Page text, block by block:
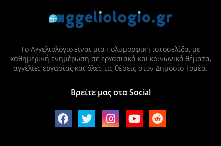
Το Αγγελιολόγιο είναι μία πολυμορφική ιστοσελίδα, με
καθημερινή ενημέρωση σε εργασιακά και κοινωνικά θέματα,
αγγελίες εργασίας και όλες τις θέσεις στον Δημόσιο Τομέα.
Βρείτε μας στα Social